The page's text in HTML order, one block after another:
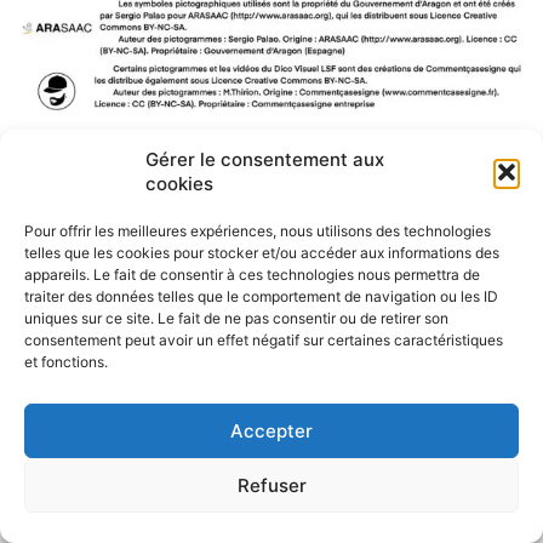
Gérer le consentement aux
cookies
Pour offrir les meilleures expériences, nous utilisons des technologies
telles que les cookies pour stocker et/ou accéder aux informations des
appareils. Le fait de consentir à ces technologies nous permettra de
traiter des données telles que le comportement de navigation ou les ID
uniques sur ce site. Le fait de ne pas consentir ou de retirer son
consentement peut avoir un effet négatif sur certaines caractéristiques
et fonctions.
Accepter
Refuser
e
b
o
o
k
W
h
t
s
A
p
p
M
s
e
n
g
e
P
t
a
g
e
r